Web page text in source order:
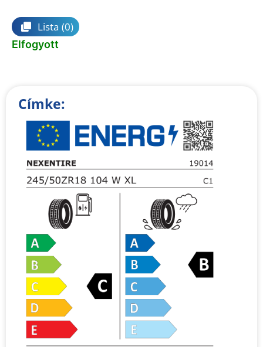
Lista (0)
Elfogyott
Címke: